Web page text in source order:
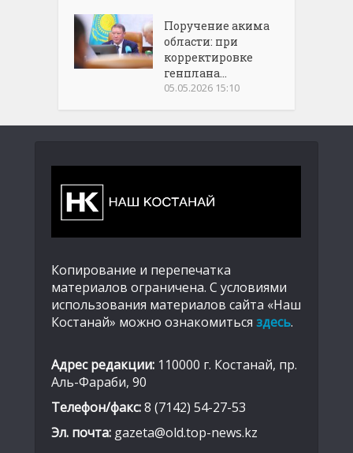
Поручение акима
области: при
корректировке
генплана...
05.05.2026 15:10
Копирование и перепечатка
материалов ограничена. С условиями
использования материалов сайта «Наш
Костанай» можно ознакомиться здесь.
Адрес редакции: 110000 г. Костанай, пр.
Аль-Фараби, 90
Телефон/факс:8 (7142) 54-27-53
Эл. почта: gazeta@old.top-news.kz